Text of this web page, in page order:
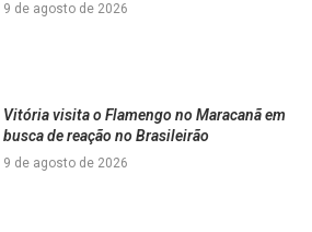
9 de agosto de 2026
Vitória visita o Flamengo no Maracanã em
busca de reação no Brasileirão
9 de agosto de 2026